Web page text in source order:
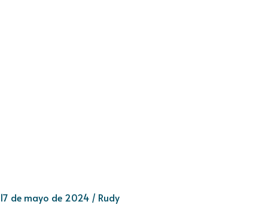
17 de mayo de 2024 / Rudy